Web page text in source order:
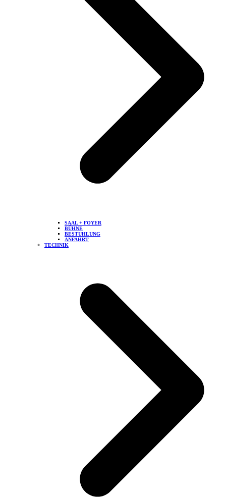
SAAL + FOYER
BÜHNE
BESTUHLUNG
ANFAHRT
TECHNIK